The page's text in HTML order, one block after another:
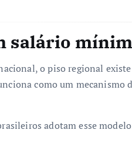
salário
o piso regional
como um mecanismo
adotam esse